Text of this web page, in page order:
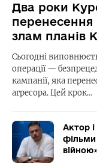
Два роки
перенесення
злам планів
Сьогодні
операції —
кампанії, яка
агресора. Цей крок…
Актор
фільми